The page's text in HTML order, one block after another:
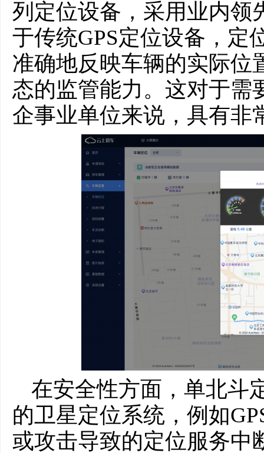
列定位设备，采用业内领
于传统GPS定位设备，定
准确地反映车辆的实际位
态的监管能力。这对于需
企事业单位来说，具有非
在安全性方面，单北斗
的卫星定位系统，例如
或攻击导致的定位服务中